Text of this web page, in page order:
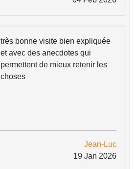
très bonne visite bien expliquée
et avec des anecdotes qui
permettent de mieux retenir les
choses
Jean-Luc
19 Jan 2026